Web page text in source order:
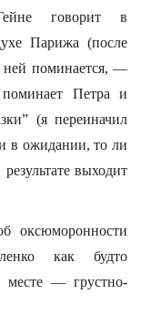
говорит в
Парижа (после
ней поминается, —
Петра и
(я переиначил
в ожидании, то ли
выходит
оксюморонности
как будто
месте — грустно-